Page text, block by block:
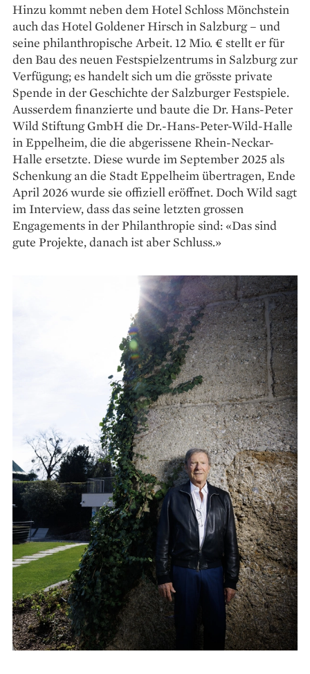
Hinzu kommt neben dem Hotel Schloss Mönchstein
auch das Hotel Goldener Hirsch in Salzburg – und
seine phil­­anthropische Arbeit. 12 Mio. € stellt er für
den Bau des neuen Festspielzentrums in Salzburg zur
Verfügung; es handelt sich um die grösste private
Spende in der Geschichte der Salzburger Festspiele.
Ausserdem finanzierte und baute die Dr. Hans-Peter
Wild Stiftung GmbH die Dr.-Hans-Peter-Wild-Halle
in Eppelheim, die die abgerissene Rhein-Neckar-
Halle ersetzte. Diese wurde im September 2025 als
Schenkung an die Stadt Eppelheim übertragen, Ende
April 2026 wurde sie offiziell eröffnet. Doch Wild sagt
im Interview, dass das seine letzten grossen
Engagements in der Philanthropie sind: «Das sind
gute Projekte, danach ist aber Schluss.»